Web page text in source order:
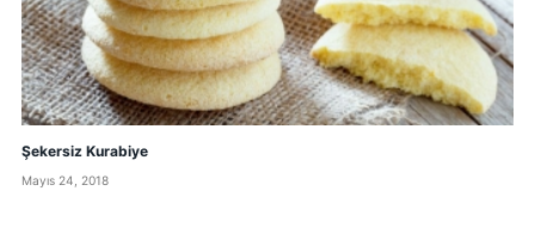
Şekersiz Kurabiye
Mayıs 24, 2018